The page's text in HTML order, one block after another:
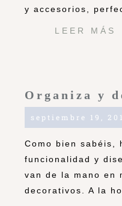
y accesorios,
LEER MÁS
Organiza y
septiembre 19,
Como bien sabéis,
funcionalidad y
van de la mano en
decorativos. A la